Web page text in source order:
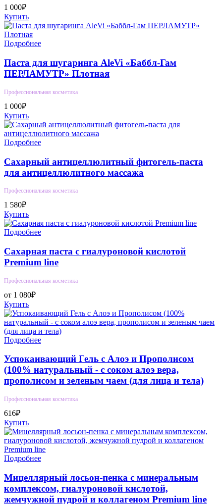
1 000₽
Купить
Подробнее
Паста для шугаринга AleVi «Баббл-Гам
ПЕРЛАМУТР» Плотная
Профессиональная косметика
1 000₽
Купить
Подробнее
Сахарный антицеллюлитный фитогель-паста
для антицеллюлитного массажа
Профессиональная косметика
1 580₽
Купить
Подробнее
Сахарная паста с гиалуроновой кислотой
Premium line
Профессиональная косметика
от 1 080₽
Купить
Подробнее
Успокаивающий Гель с Алоэ и Прополисом
(100% натуральный - с соком алоэ вера,
прополисом и зеленым чаем (для лица и тела)
Профессиональная косметика
616₽
Купить
Подробнее
Мицеллярный лосьон-пенка с минеральным
комплексом, гиалуроновой кислотой,
жемчужной пудрой и коллагеном Premium line